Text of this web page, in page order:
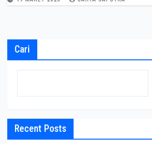
Cari
Recent Posts